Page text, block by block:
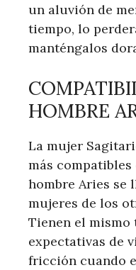
un aluvión de
tiempo, lo
manténgalos
HOMBRE
La mujer
más compatibles
hombre Aries se
mujeres de los
Tienen el mismo
expectativas de
fricción cuando